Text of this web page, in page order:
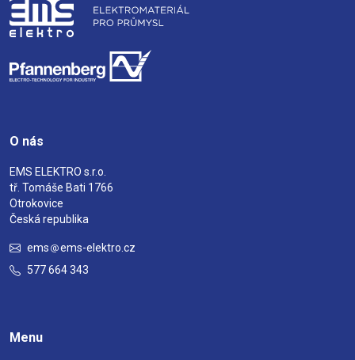
O nás
EMS ELEKTRO s.r.o.
tř. Tomáše Bati 1766
Otrokovice
Česká republika
ems
ems-elektro.cz
577 664 343
Menu